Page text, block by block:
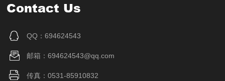
Contact Us
QQ：694624543
邮箱：694624543@qq.com
传真：0531-85910832